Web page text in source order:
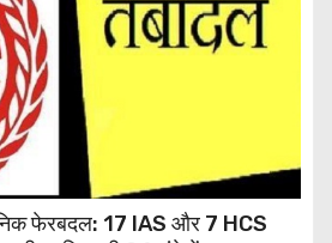
फेरबदल: 17 IAS और 7 HCS